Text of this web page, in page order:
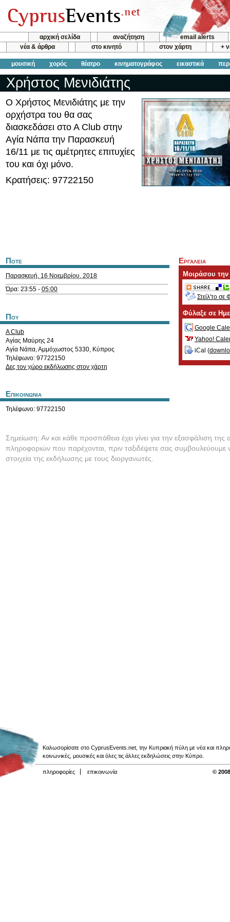
αρχική σελίδα αναζήτηση
email alerts
νέα & άρθρα
στο κινητό στον χάρτη +
μουσική χορός θέατρο κινηματογράφος εικαστικά
Χρήστος Μενιδιάτης
Ο Χρήστος Μενιδιάτης με την
ορχήστρα του θα σας
διασκεδάσει στο Α Club στην
Αγία Νάπα την Παρασκευή
16/11 με τις αμέτρητες επιτυχίες
του και όχι μόνο.
Κρατήσεις: 97722150
Ποτε
Παρασκευή, 16 Νοεμβρίου, 2018
Ώρα: 23:55 - 05:00
Που
A Club
Αγίας Μαύρης 24
Αγία Νάπα,Αμμόχωστος 5330, Κύπρος
Τηλέφωνο: 97722150
Δες τον χώρο εκδήλωσης στον χάρτη
Επικοινωνια
Τηλέφωνο: 97722150
Εργαλεια
Μοιράσου
Στείλ'το σε
Φύλαξε σε
Google
Yahoo!
iCal (
Σημείωση: Αν και κάθε προσπάθεια έχει γίνει για την εξασφάλιση της
πληροφοριών που παρέχονται, πριν ταξιδέψετε σας συμβουλεύουμε
στοιχεία της εκδήλωσης με τους διοργανωτές.
Καλωσορίσατε στο CyprusEvents.net, την Κυπριακή πύλη με νέα και
κοινωνικές, μουσικές και όλες τις άλλες εκδηλώσεις στην Κύπρο.
πληροφορίες επικοινωνία ©